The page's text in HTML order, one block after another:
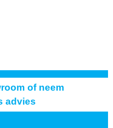
of neem
advies